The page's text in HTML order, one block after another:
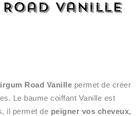
Road Vanille
Road Vanille permet de créer
Le baume coiffant Vanille est
il permet de peigner vos cheveux,